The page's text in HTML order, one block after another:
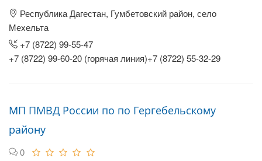
Республика Дагестан, Гумбетовский район, село
Мехельта
+7 (8722) 99-55-47
+7 (8722) 99-60-20 (горячая линия)+7 (8722) 55-32-29
МП ПМВД России по по Гергебельскому
району
0